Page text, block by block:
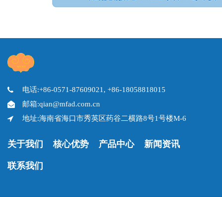
电话:+86-0571-87609021, +86-18058818015
邮箱:qian@mfad.com.cn
地址:海南省海口市秀英区药谷二横路8号1号楼M-6
关于我们 核心优势 产品中心 新闻资讯
联系我们